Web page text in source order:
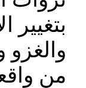
بتغيير
من